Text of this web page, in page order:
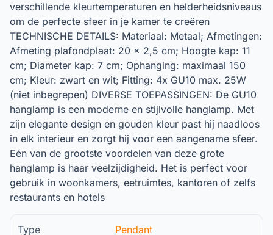
verschillende kleurtemperaturen en helderheidsniveaus
om de perfecte sfeer in je kamer te creëren
TECHNISCHE DETAILS: Materiaal: Metaal; Afmetingen:
Afmeting plafondplaat: 20 x 2,5 cm; Hoogte kap: 11
cm; Diameter kap: 7 cm; Ophanging: maximaal 150
cm; Kleur: zwart en wit; Fitting: 4x GU10 max. 25W
(niet inbegrepen) DIVERSE TOEPASSINGEN: De GU10
hanglamp is een moderne en stijlvolle hanglamp. Met
zijn elegante design en gouden kleur past hij naadloos
in elk interieur en zorgt hij voor een aangename sfeer.
Eén van de grootste voordelen van deze grote
hanglamp is haar veelzijdigheid. Het is perfect voor
gebruik in woonkamers, eetruimtes, kantoren of zelfs
restaurants en hotels
Type Pendant